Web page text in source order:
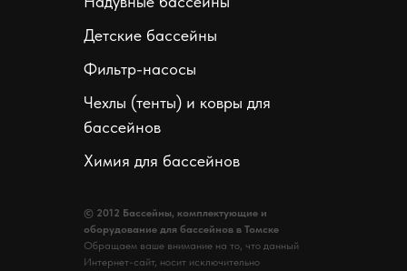
Детские бассейны
Фильтр-насосы
Чехлы (тенты) и ковры для
бассейнов
Химия для бассейнов
© 2012 Бассейны, комплектующие и
оборудование для бассейнов в Томске
Обращаем ваше внимание на то, что данный
Интернет-сайт, носит исключительно